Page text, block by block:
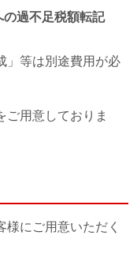
過不足税額転記
」等は別途費用が必
ご用意しておりま
にご用意いただく